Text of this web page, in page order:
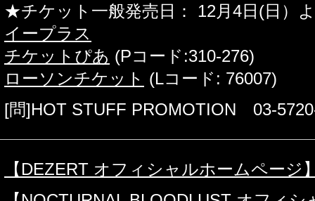
★チケット一般発売日： 12月4日(日）
イープラス
チケットぴあ (Pコード:310-276)
ローソンチケット (Lコード: 76007)
[問]HOT STUFF PROMOTION 03-
【DEZERT オフィシャルホームページ